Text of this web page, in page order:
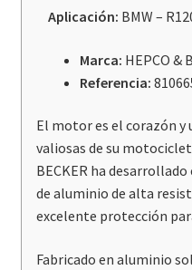
cantidad
Aplicación: BMW –
Marca: HEPCO &
Referencia:
El motor es el corazón y
valiosas de su
BECKER ha
de aluminio de alta
excelente protección
Fabricado en aluminio